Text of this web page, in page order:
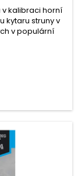
v kalibraci horní
kytaru struny v
v populární